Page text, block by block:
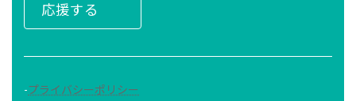
応援する
-プライバシーポリシー